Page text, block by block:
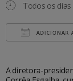
Todos os dias
ADICIONAR
A diretora-